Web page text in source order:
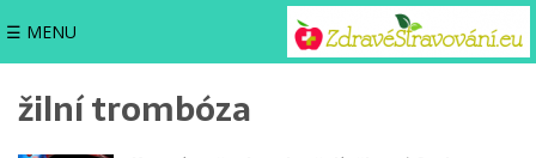
☰ MENU
žilní trombóza